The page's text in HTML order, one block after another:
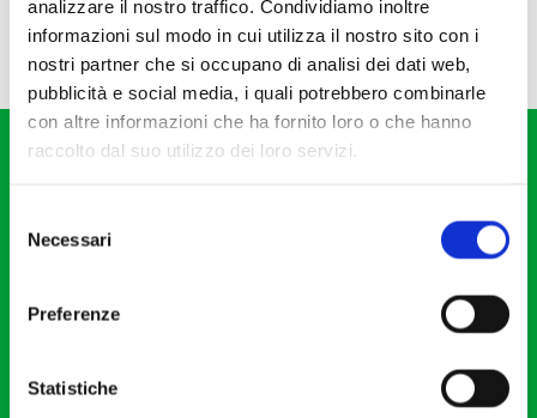
analizzare il nostro traffico. Condividiamo inoltre
informazioni sul modo in cui utilizza il nostro sito con i
nostri partner che si occupano di analisi dei dati web,
pubblicità e social media, i quali potrebbero combinarle
con altre informazioni che ha fornito loro o che hanno
raccolto dal suo utilizzo dei loro servizi.
delNecessari
Preferenze
Statistiche
Via S. Giovanni sul Muro, 2
Cod. Fisc. 80078650159